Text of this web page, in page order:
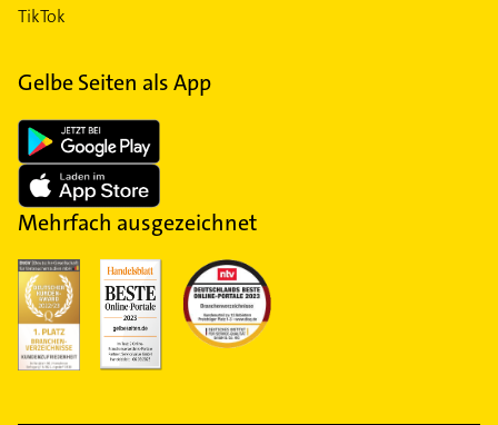
TikTok
Gelbe Seiten als App
Mehrfach ausgezeichnet